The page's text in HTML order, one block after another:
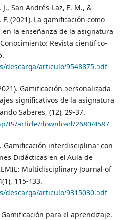
San Andrés-Laz, E. M., &
(2021). La gamificación como
la enseñanza de la asignatura
Revista científico-
descarga/articulo/9548875.pdf
Gamificación personalizada
significativos de la asignatura
Saberes, (12), 29-37.
IS/article/download/2680/4587
Gamificación interdisciplinar con
Didácticas en el Aula de
Multidisciplinary Journal of
115-133.
descarga/articulo/9315030.pdf
Gamificación para el aprendizaje.